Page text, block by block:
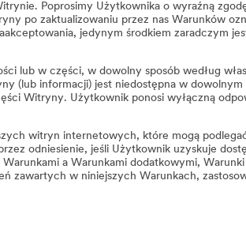
Poprosimy Użytkownika o wyraźną
po zaktualizowaniu przez nas Warunków
jedynym środkiem zaradczym
lub w części, w dowolny sposób według
(lub informacji) jest niedostępna w
Witryny. Użytkownik ponosi wyłączną
witryn internetowych, które mogą
odniesienie, jeśli Użytkownik uzyskuje
a Warunkami dodatkowymi,
w niniejszych Warunkach,